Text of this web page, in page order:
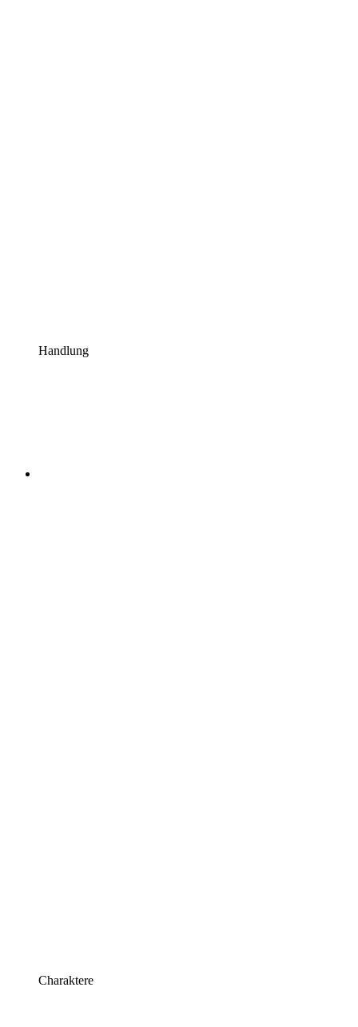
Handlung
Charaktere